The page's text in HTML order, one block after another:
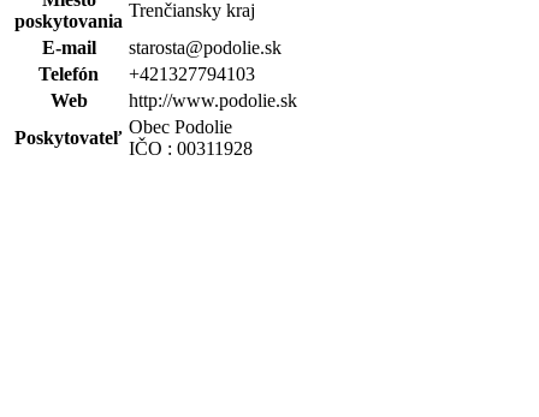
poskytovania
Trenčiansky kraj
E-mail
starosta@podolie.sk
Telefón
+421327794103
Web
http://www.podolie.sk
Poskytovateľ
Obec Podolie
IČO : 00311928